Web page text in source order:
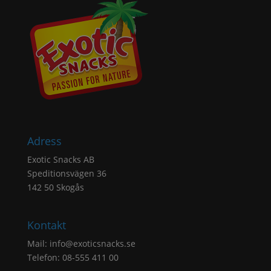
Adress
Exotic Snacks AB
Speditionsvägen 36
142 50 Skogås
Kontakt
Mail: info@exoticsnacks.se
Telefon: 08-555 411 00